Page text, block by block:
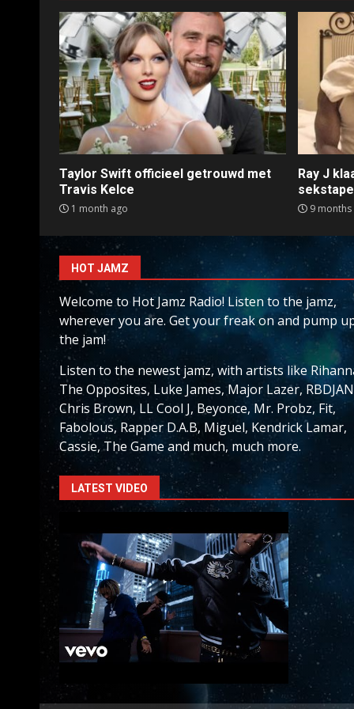
Taylor Swift officieel getrouwd met
Travis Kelce
1 month ago
Ray J
sekstape
9 months
HOT JAMZ
Welcome to Hot Jamz Radio! Listen to the jamz,
wherever you are. Get your freak on and pump
the jam!
Listen to the newest jamz, with artists like
The Opposites, Luke James, Major Lazer,
Chris Brown, LL Cool J, Beyonce, Mr. Probz, Fit,
Fabolous, Rapper D.A.B, Miguel, Kendrick Lamar,
Cassie, The Game and much, much more.
LATEST VIDEO